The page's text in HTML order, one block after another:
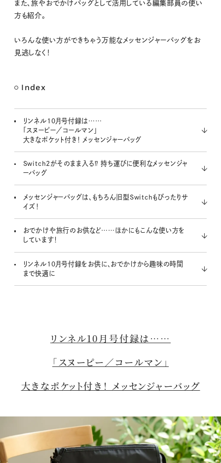
また、旅やおでかけバッグとして活用している編集部員の使い
方も紹介。
いろんな使い方ができちゃう万能なメッセンジャーバッグをお
見逃しなく！
Index
リンネル10月号付録は……
「スヌーピー／コールマン」
大きなポケット付き！ メッセンジャーバッグ
Switch2がそのまま入る⁉ 持ち運びに便利なメッセンジャ
ーバッグ
メッセンジャーバッグは、もちろん旧型Switchもぴったりサ
イズ！
おでかけや旅行のお供など……ほかにもこんな使い方を
しています！
リンネル10月号付録をお供に、おでかけから趣味の時間
まで快適に
リンネル10月号付録は……
「スヌーピー／コールマン」
大きなポケット付き！ メッセンジャーバッグ